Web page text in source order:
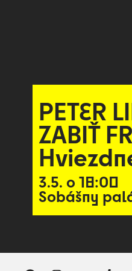
PETER
ZABIŤ
3.5. o 18:00
Sobášny